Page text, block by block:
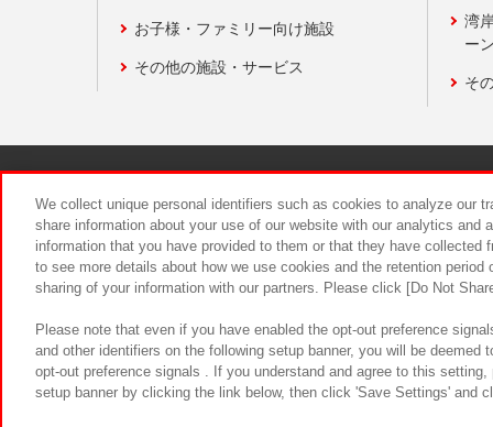
お子様・ファミリー向け施設
その他の施設・サービス
湾
ー
そ
食品のご
We collect unique personal identifiers such as cookies to analyze our
share information about your use of our website with our analytics and
information that you have provided to them or that they have
to see more details about how we use cookies and the retention
sharing of your information with our partners. Please click [Do Not
Please note that even if you have enabled the opt-out preference
and other identifiers on the following setup banner, you will be
opt-out preference signals . If you understand and agree to this
setup banner by clicking the link below, then click 'Save Settings' and